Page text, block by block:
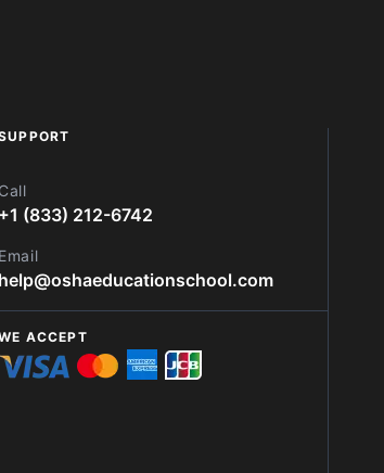
Call
+1 (833) 212-6742
Email
help@oshaeducationschool.com
ACCEPT